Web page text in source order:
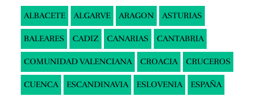
ALBACETE ALGARVE ARAGON ASTURIAS
BALEARES CADIZ CANARIAS CANTABRIA
COMUNIDAD VALENCIANA CROACIA CRUCEROS
CUENCA ESCANDINAVIA ESLOVENIA ESPAÑA